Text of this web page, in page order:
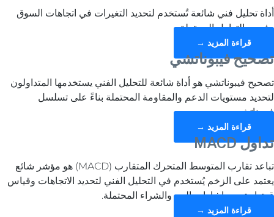
أداة تحليل فني شائعة تُستخدم لتحديد التغيرات في اتجاهات السوق
وفرص التداول المحتملة.
قراءة المزيد →
تصحيح فيبوناتشي
تصحيح فيبوناتشي هو أداة شائعة للتحليل الفني يستخدمها المتداولون
لتحديد مستويات الدعم والمقاومة المحتملة بناءً على تسلسل
فيبوناتشي.
قراءة المزيد →
تداول MACD
تباعد تقارب المتوسط المتحرك المتقارب (MACD) هو مؤشر شائع
يعتمد على الزخم يُستخدم في التحليل الفني لتحديد الاتجاهات وقياس
قوتها وتحديد إشارات البيع والشراء المحتملة.
قراءة المزيد →